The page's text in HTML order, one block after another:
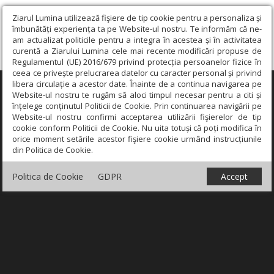
Ziarul Lumina utilizează fişiere de tip cookie pentru a personaliza și
îmbunătăți experiența ta pe Website-ul nostru. Te informăm că ne-
am actualizat politicile pentru a integra în acestea și în activitatea
curentă a Ziarului Lumina cele mai recente modificări propuse de
Regulamentul (UE) 2016/679 privind protecția persoanelor fizice în
ceea ce privește prelucrarea datelor cu caracter personal și privind
libera circulație a acestor date. Înainte de a continua navigarea pe
Website-ul nostru te rugăm să aloci timpul necesar pentru a citi și
înțelege conținutul Politicii de Cookie. Prin continuarea navigării pe
Website-ul nostru confirmi acceptarea utilizării fişierelor de tip
cookie conform Politicii de Cookie. Nu uita totuși că poți modifica în
orice moment setările acestor fişiere cookie urmând instrucțiunile
din Politica de Cookie.
Politica de Cookie GDPR Accept
×